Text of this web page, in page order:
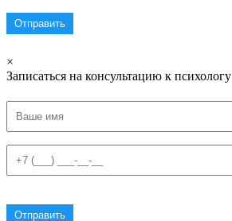
×
Записаться на консультацию к психологу